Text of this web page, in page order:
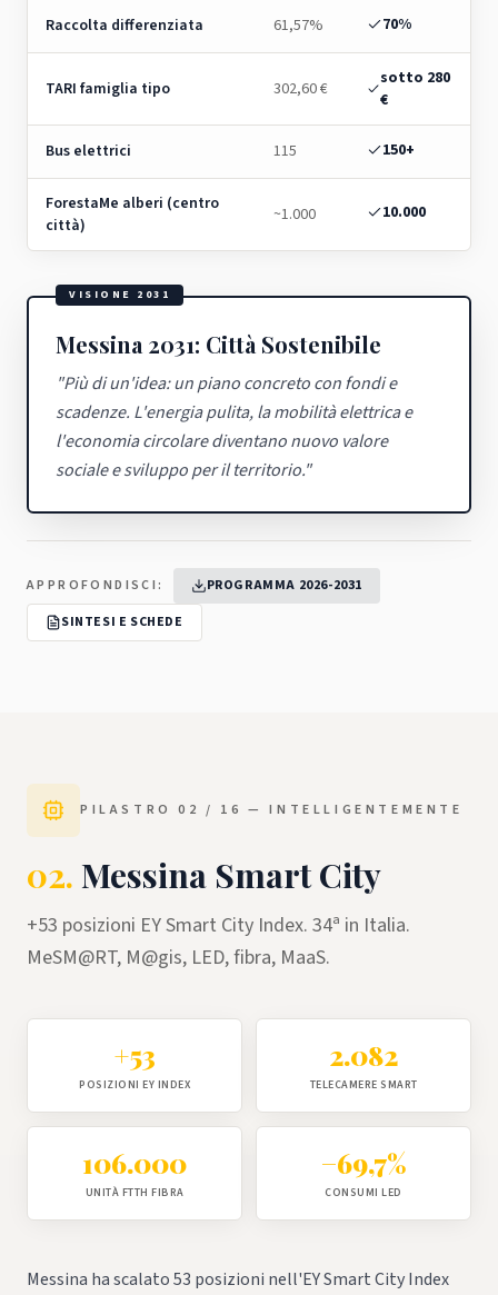
Raccolta differenziata 61,57% 70%
TARI famiglia tipo 302,60 €
sotto 280
€
Bus elettrici 115 150+
ForestaMe alberi (centro
città)
~1.000 10.000
VISIONE 2031
Messina 2031: Città Sostenibile
"Più di un'idea: un piano concreto con fondi e
scadenze. L'energia pulita, la mobilità elettrica e
l'economia circolare diventano nuovo valore
sociale e sviluppo per il territorio."
APPROFONDISCI:
PROGRAMMA 2026-2031
SINTESI E SCHEDE
PILASTRO02 / 16 —INTELLIGENTEMENTE
02. Messina Smart City
+53 posizioni EY Smart City Index. 34ª in Italia.
MeSM@RT, M@gis, LED, fibra, MaaS.
+53
POSIZIONI EY INDEX
2.082
TELECAMERE SMART
106.000
UNITÀ FTTH FIBRA
−69,7%
CONSUMI LED
Messina ha scalato 53 posizioni nell'EY Smart City Index